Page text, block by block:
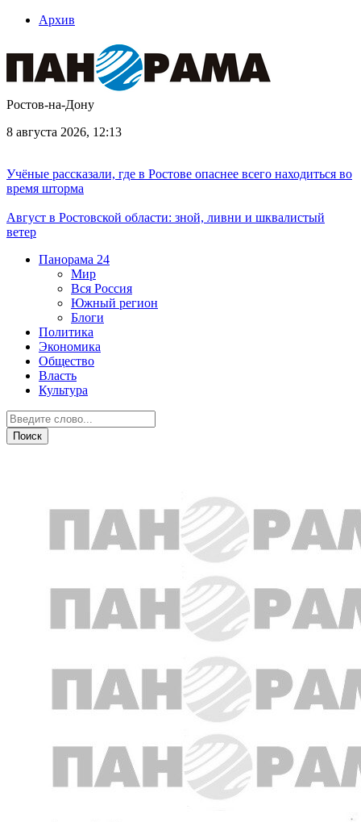
Архив
Ростов-на-Дону
8 августа 2026, 12:13
Учёные рассказали, где в Ростове опаснее всего находиться во
время шторма
Август в Ростовской области: зной, ливни и шквалистый
ветер
Панорама 24
Мир
Вся Россия
Южный регион
Блоги
Политика
Экономика
Общество
Власть
Культура